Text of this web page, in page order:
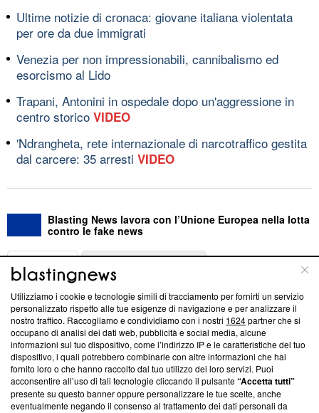
Ultime notizie di cronaca: giovane italiana violentata
per ore da due immigrati
Venezia per non impressionabili, cannibalismo ed
esorcismo al Lido
Trapani, Antonini in ospedale dopo un'aggressione in
centro storico VIDEO
'Ndrangheta, rete internazionale di narcotraffico gestita
dal carcere: 35 arresti VIDEO
Blasting News lavora con l’Unione Europea nella lotta
contro le fake news
ABOUT
Questa sezione offre informazioni trasparenti su Blasting
News, sui nostri processi editoriali e su come ci impegniamo a
creare news di qualità. Inoltre, afferma la nostra aderenza a
‘Trust Project - News with Integrity’Blasting News non è
ancora membro del programma, ma ha richiesto di farne
parte; Trust Project non ha ancora effettuato una verifica di
conformità agli standard.
Utilizziamo i cookie e tecnologie simili di tracciamento per fornirti un servizio
personalizzato rispetto alle tue esigenze di navigazione e per analizzare il
nostro traffico. Raccogliamo e condividiamo con i nostri 1624partner che si
occupano di analisi dei dati web, pubblicità e social media, alcune
informazioni sul tuo dispositivo, come l’indirizzo IP e le caratteristiche del tuo
dispositivo, i quali potrebbero combinarle con altre informazioni che hai
fornito loro o che hanno raccolto dal tuo utilizzo dei loro servizi. Puoi
acconsentire all’uso di tali tecnologie cliccando il pulsante“Accetta tutti”
presente su questo banner oppure personalizzare le tue scelte, anche
eventualmente negando il consenso al trattamento dei dati personali da